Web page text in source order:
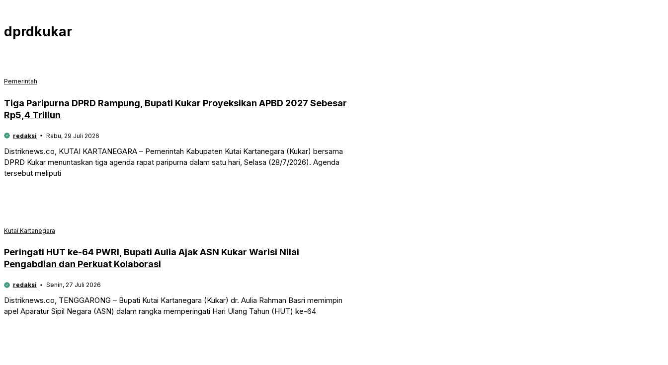
dprdkukar
Pemerintah
Tiga Paripurna DPRD Rampung, Bupati Kukar Proyeksikan APBD 2027 Sebesar
Rp5,4 Triliun
redaksi Rabu, 29 Juli 2026
Distriknews.co, KUTAI KARTANEGARA – Pemerintah Kabupaten Kutai Kartanegara (Kukar) bersama
DPRD Kukar menuntaskan tiga agenda rapat paripurna dalam satu hari, Selasa (28/7/2026). Agenda
tersebut meliputi
Kutai Kartanegara
Peringati HUT ke-64 PWRI, Bupati Aulia Ajak ASN Kukar Warisi Nilai
Pengabdian dan Perkuat Kolaborasi
redaksi Senin, 27 Juli 2026
Distriknews.co, TENGGARONG – Bupati Kutai Kartanegara (Kukar) dr. Aulia Rahman Basri memimpin
apel Aparatur Sipil Negara (ASN) dalam rangka memperingati Hari Ulang Tahun (HUT) ke-64